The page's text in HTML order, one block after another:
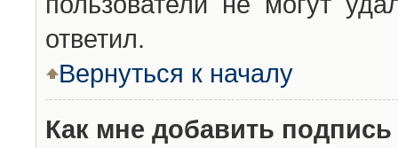
ответил.
Вернуться к началу
Как мне добавить